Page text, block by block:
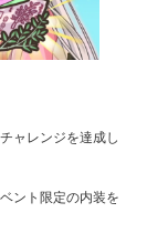
ャレンジを達成し
ント限定の内装を